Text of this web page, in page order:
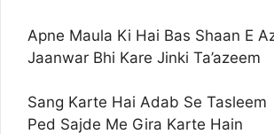
Apne Maula Ki Hai Bas Shaan E
Jaanwar Bhi Kare Jinki Ta’azeem
Sang Karte Hai Adab Se Tasleem
Ped Sajde Me Gira Karte Hain